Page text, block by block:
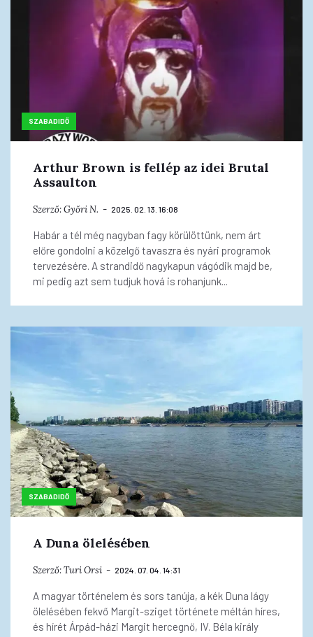
SZABADIDŐ
Arthur Brown is fellép az idei Brutal
Assaulton
Szerző:Győri N. 2025. 02. 13. 16:08
Habár a tél még nagyban fagy körülöttünk, nem árt
előre gondolni a közelgő tavaszra és nyári programok
tervezésére. A strandidő nagykapun vágódik majd be,
mi pedig azt sem tudjuk hová is rohanjunk...
SZABADIDŐ
A Duna ölelésében
Szerző:Turi Orsi 2024. 07. 04. 14:31
A magyar történelem és sors tanúja, a kék Duna lágy
ölelésében fekvő Margit-sziget története méltán híres,
és hírét Árpád-házi Margit hercegnő, IV. Béla király